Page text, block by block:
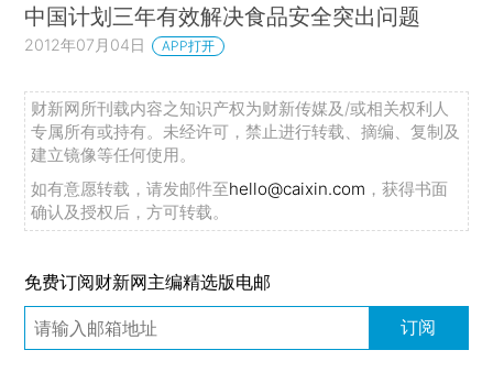
中国计划三年有效解决食品安全突出问题
2012年07月04日 APP打开
财新网所刊载内容之知识产权为财新传媒及/或相关权利人
专属所有或持有。未经许可，禁止进行转载、摘编、复制及
建立镜像等任何使用。
如有意愿转载，请发邮件至hello@caixin.com ，获得书面
确认及授权后，方可转载。
免费订阅财新网主编精选版电邮
订阅